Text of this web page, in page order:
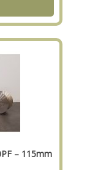
– 115mm